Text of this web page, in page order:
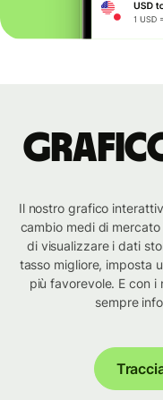
Il nostro grafico
cambio medi di
di visualizzare i dati
tasso migliore, imposta
più favorevole. E con i
sempre